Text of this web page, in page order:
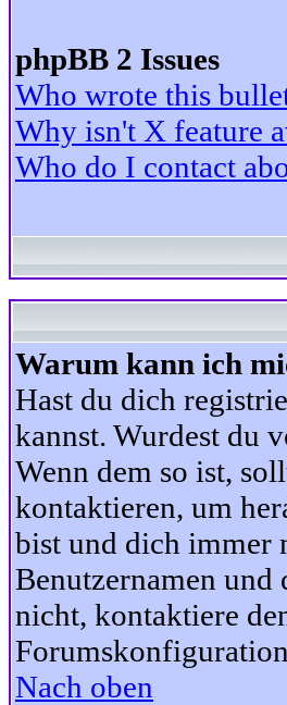
phpBB 2 Issues
Who wrote this
Why isn't X feature
Who do I contact
Warum kann ich
Hast du dich
kannst. Wurdest du
Wenn dem so ist,
kontaktieren, um
bist und dich immer
Benutzernamen und
nicht, kontaktiere
Nach oben